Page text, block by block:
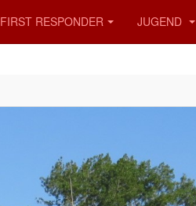
FIRST RESPONDER JUGEND